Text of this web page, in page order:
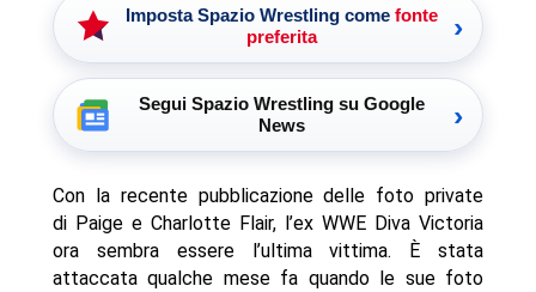
Imposta Spazio Wrestling come fonte
preferita
›
Segui Spazio Wrestling su Google
News
›
Con la recente pubblicazione delle foto private
di Paige e Charlotte Flair, l’ex WWE Diva Victoria
ora sembra essere l’ultima vittima. È stata
attaccata qualche mese fa quando le sue foto